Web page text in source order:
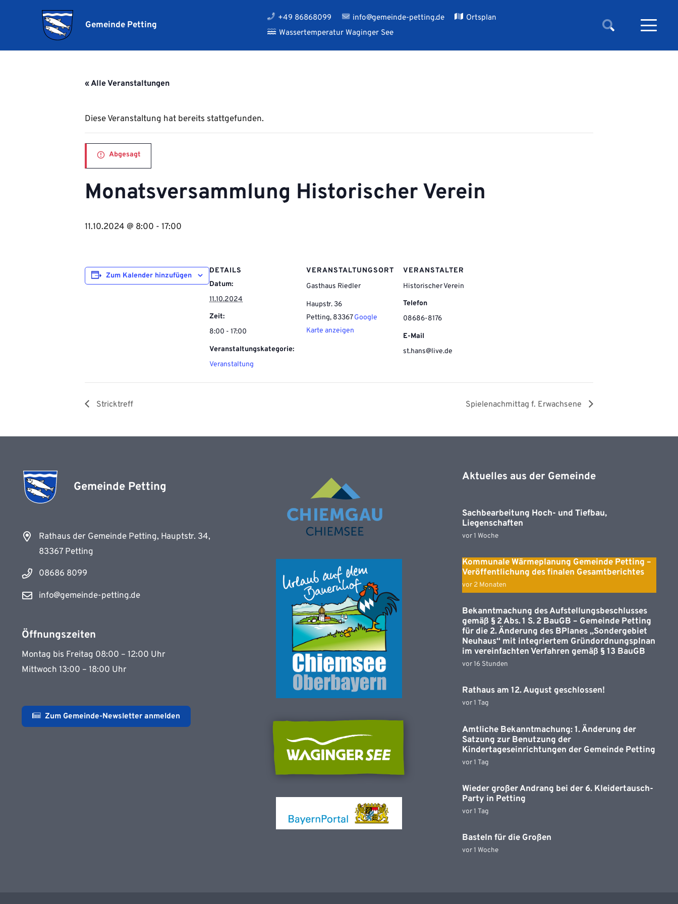
Gemeinde Petting
+49 86868099 info@gemeinde-petting.de
Ortsplan
Wassertemperatur Waginger See
« Alle Veranstaltungen
Diese Veranstaltung hat bereits stattgefunden.
Abgesagt
Monatsversammlung Historischer Verein
11.10.2024 @ 8:00 - 17:00
Zum Kalender hinzufügen
DETAILS
Datum:
11.10.2024
Zeit:
8:00 - 17:00
Veranstaltungskategorie:
Veranstaltung
VERANSTALTUNGSORT
Gasthaus Riedler
Haupstr. 36
Petting, 83367 Google
Karte anzeigen
VERANSTALTER
Historischer Verein
Telefon
08686-8176
E-Mail
st.hans@live.de
Stricktreff Spielenachmittag f. Erwachsene
Gemeinde Petting
Rathaus der Gemeinde Petting, Hauptstr. 34,
83367 Petting
08686 8099
info@gemeinde-petting.de
Öffnungszeiten
Montag bis Freitag 08:00 – 12:00 Uhr
Mittwoch 13:00 – 18:00 Uhr
Zum Gemeinde-Newsletter anmelden
Aktuelles aus der Gemeinde
Sachbearbeitung Hoch- und Tiefbau,
Liegenschaften
vor 1 Woche
Kommunale Wärmeplanung Gemeinde Petting –
Veröffentlichung des finalen Gesamtberichtes
vor 2 Monaten
Bekanntmachung des Aufstellungsbeschlusses
gemäß § 2 Abs. 1 S. 2 BauGB – Gemeinde Petting
für die 2. Änderung des BPlanes „Sondergebiet
Neuhaus“ mit integriertem Gründordnungsplnan
im vereinfachten Verfahren gemäß § 13 BauGB
vor 16 Stunden
Rathaus am 12. August geschlossen!
vor 1 Tag
Amtliche Bekanntmachung: 1. Änderung der
Satzung zur Benutzung der
Kindertageseinrichtungen der Gemeinde Petting
vor 1 Tag
Wieder großer Andrang bei der 6. Kleidertausch-
Party in Petting
vor 1 Tag
Basteln für die Großen
vor 1 Woche